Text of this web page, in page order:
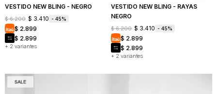
VESTIDO NEW BLING - NEGRO
+ 2 variantes
$ 6.200 $ 3.410 45
$ 2.899
$ 2.899
VESTIDO NEW BLING - RAYAS
NEGRO
+ 2 variantes
$ 6.200 $ 3.410 45
$ 2.899
$ 2.899